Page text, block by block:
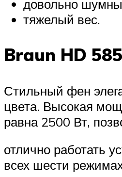
довольно
тяжелый вес.
Braun HD 585
Стильный фен
цвета. Высокая
равна 2500 Вт,
отлично работать
всех шести